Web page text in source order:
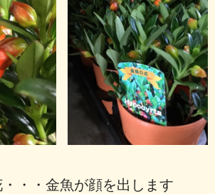
・・・金魚が顔を出します